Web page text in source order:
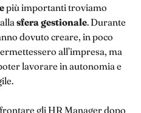
più importanti troviamo
sfera gestionale. Durante
dovuto creare, in poco
all’impresa, ma
lavorare in autonomia e
gli HR Manager dopo